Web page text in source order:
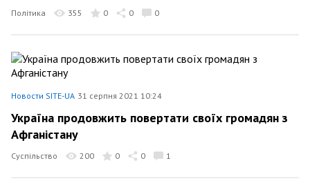
Політика 355 0 0 0
Новости SITE-UA 31 серпня 2021 10:24
Україна продовжить повертати своїх громадян з
Афганістану
Суспільство 200 0 0 1